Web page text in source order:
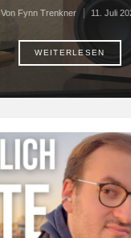
Posted
Von Fynn Trenkner 11. Juli
WEITERLESEN